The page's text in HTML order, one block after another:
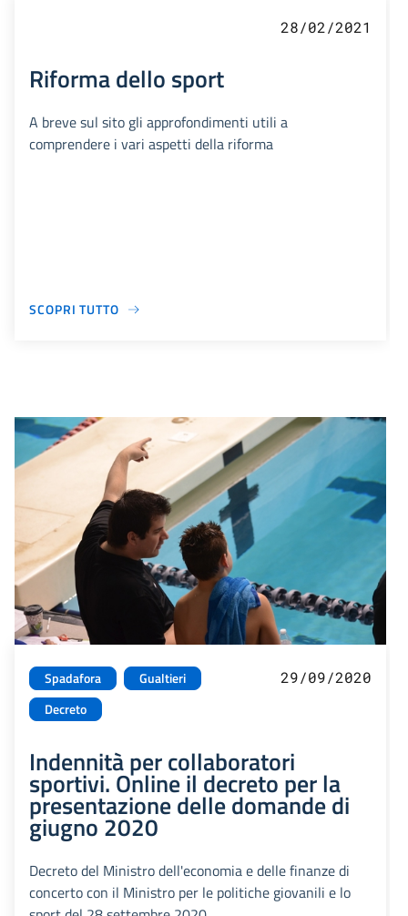
28/02/2021
Riforma dello sport
A breve sul sito gli approfondimenti utili a
comprendere i vari aspetti della riforma
SCOPRI TUTTO
Spadafora
Gualtieri
Decreto
29/09/2020
Indennità per collaboratori
sportivi. Online il decreto per la
presentazione delle domande di
giugno 2020
Decreto del Ministro dell'economia e delle finanze di
concerto con il Ministro per le politiche giovanili e lo